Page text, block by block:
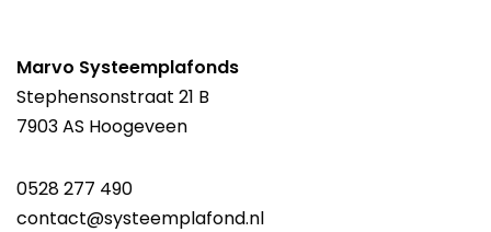
Marvo Systeemplafonds
Stephensonstraat 21 B
7903 AS Hoogeveen
0528 277 490
contact@systeemplafond.nl